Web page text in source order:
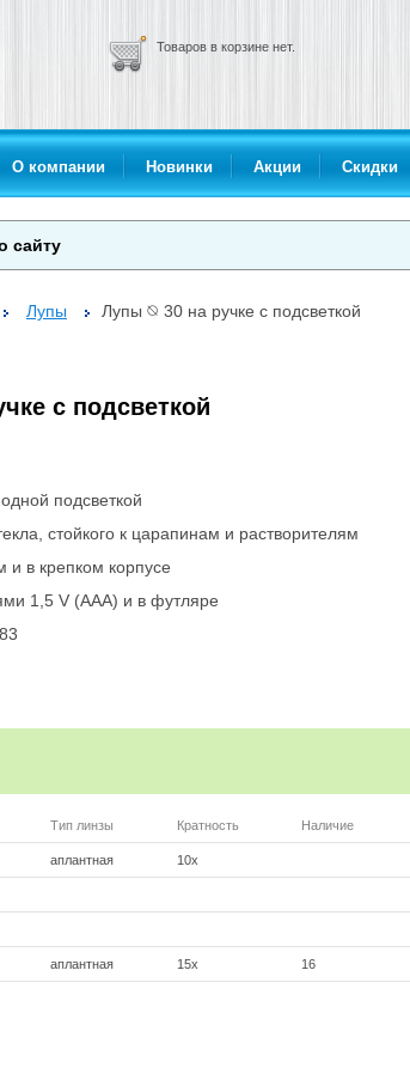
Товаров в корзине нет.
О компании Новинки Акции Скидки
Лупы Лупы ⦰ 30 на ручке с подсветкой
с подсветкой
подсветкой
стойкого к царапинам и растворителям
в крепком корпусе
1,5 V (ААА) и в футляре
Тип линзы Кратность Наличие
аплантная 10х
аплантная 15х 16